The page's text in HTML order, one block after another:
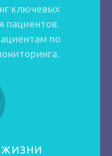
ключевых
пациентов.
по
ЖИЗНИ